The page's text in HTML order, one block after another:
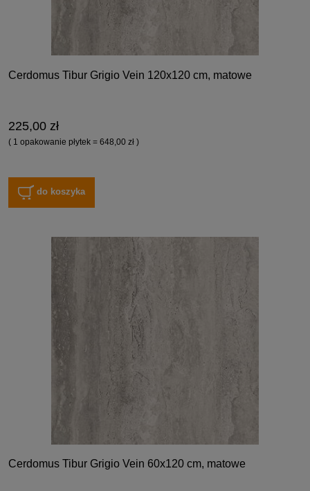
Cerdomus Tibur Grigio Vein 120x120 cm, matowe
225,00 zł
( 1 opakowanie płytek = 648,00 zł )
do koszyka
Cerdomus Tibur Grigio Vein 60x120 cm, matowe